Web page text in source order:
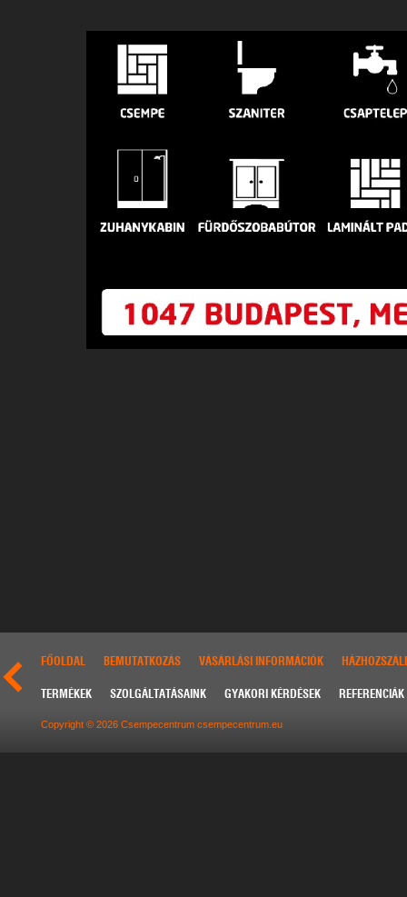
FŐOLDAL BEMUTATKOZÁS VÁSÁRLÁSI INFORMÁCIÓK
TERMÉKEK SZOLGÁLTATÁSAINK GYAKORI KÉRDÉSEK REFERENCIÁK
Copyright © 2026 Csempecentrum csempecentrum.eu